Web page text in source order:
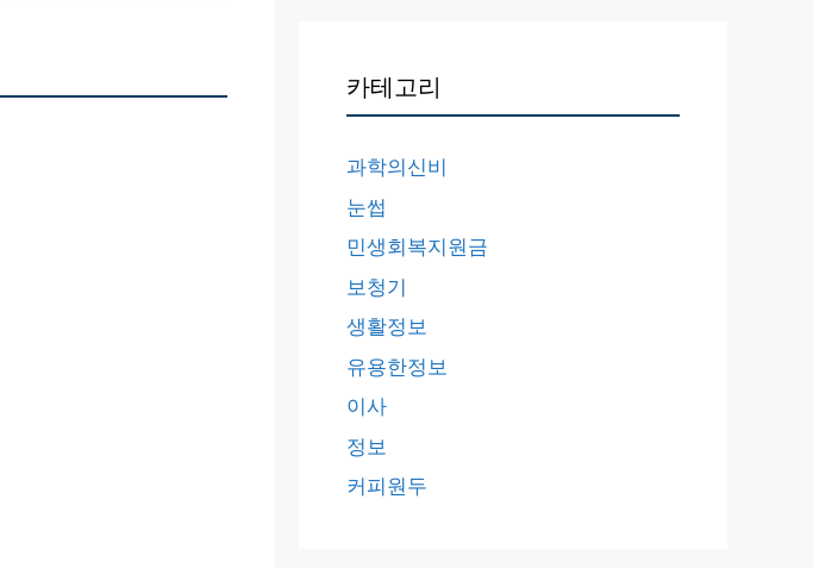
카테고리
과학의신비
눈썹
민생회복지원금
보청기
생활정보
유용한정보
이사
정보
커피원두